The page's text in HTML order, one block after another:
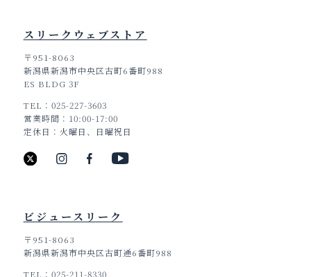
スリークウェブストア
〒951-8063
新潟県新潟市中央区古町6番町988
ES BLDG 3F
TEL
025-227-3603
営業時間
10:00-17:00
定休日
火曜日、日曜祝日
ビジュースリーク
〒951-8063
新潟県新潟市中央区古町通6番町988
TEL
025-211-8330